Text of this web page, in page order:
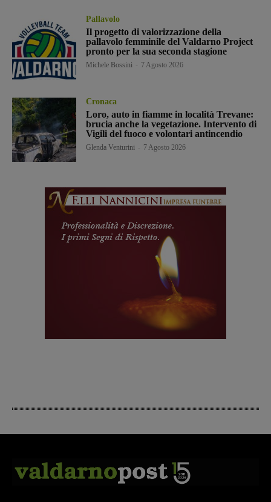
Pallavolo
Il progetto di valorizzazione della
pallavolo femminile del Valdarno Project
pronto per la sua seconda stagione
Michele Bossini 7 Agosto 2026
Cronaca
Loro, auto in fiamme in località Trevane:
brucia anche la vegetazione. Intervento di
Vigili del fuoco e volontari antincendio
Glenda Venturini 7 Agosto 2026